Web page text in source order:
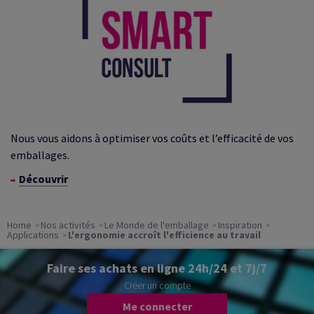
Nous vous aidons à optimiser vos coûts et l’efficacité de vos
emballages.
Découvrir
Home Nos activités Le Monde de l'emballage Inspiration
Applications L'ergonomie accroît l'efficience au travail
Faire ses achats en ligne 24h/24 et 7j/7
Créer un compte
Me connecter